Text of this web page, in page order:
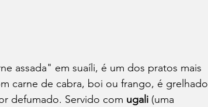
assada" em suaíli, é um dos pratos mais
carne de cabra, boi ou frango, é grelhado
defumado. Servido com ugali (uma